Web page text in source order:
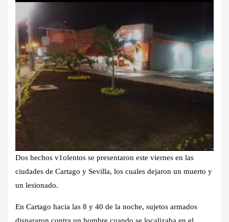
Dos hechos v1olentos se presentaron este viernes en las
ciudades de Cartago y Sevilla, los cuales dejaron un muerto y
un lesionado.
En Cartago hacia las 8 y 40 de la noche, sujetos armados